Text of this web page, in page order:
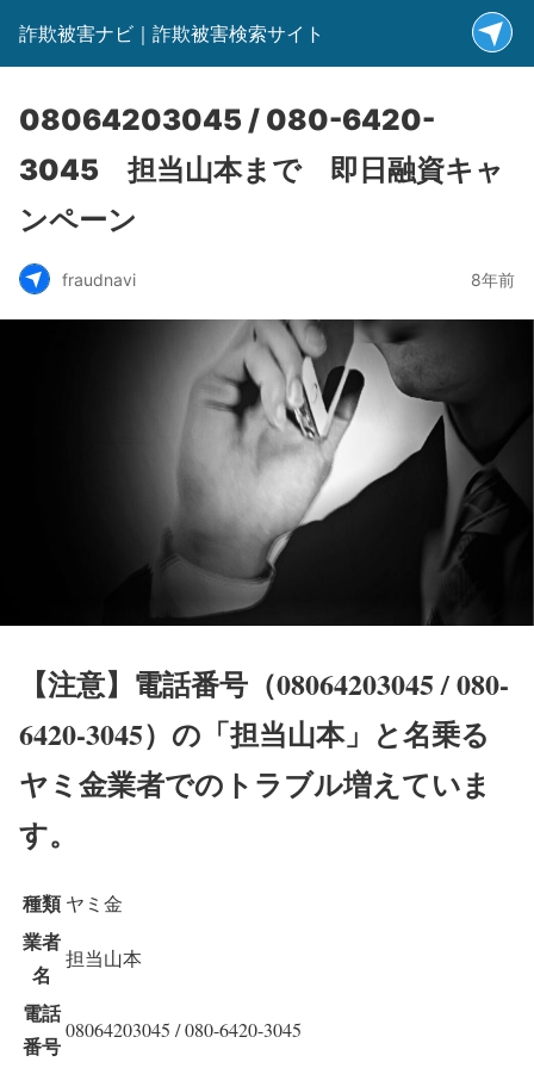
詐欺被害ナビ｜詐欺被害検索サイト
08064203045 / 080-6420-
3045 担当山本まで 即日融資キャ
ンペーン
fraudnavi 8年前
【注意】 電話番号（08064203045 / 080-
6420-3045）の「担当山本」と名乗る
ヤミ金業者でのトラブル増えていま
す。
種類 ヤミ金
業者
名
担当山本
電話
番号
08064203045 / 080-6420-3045